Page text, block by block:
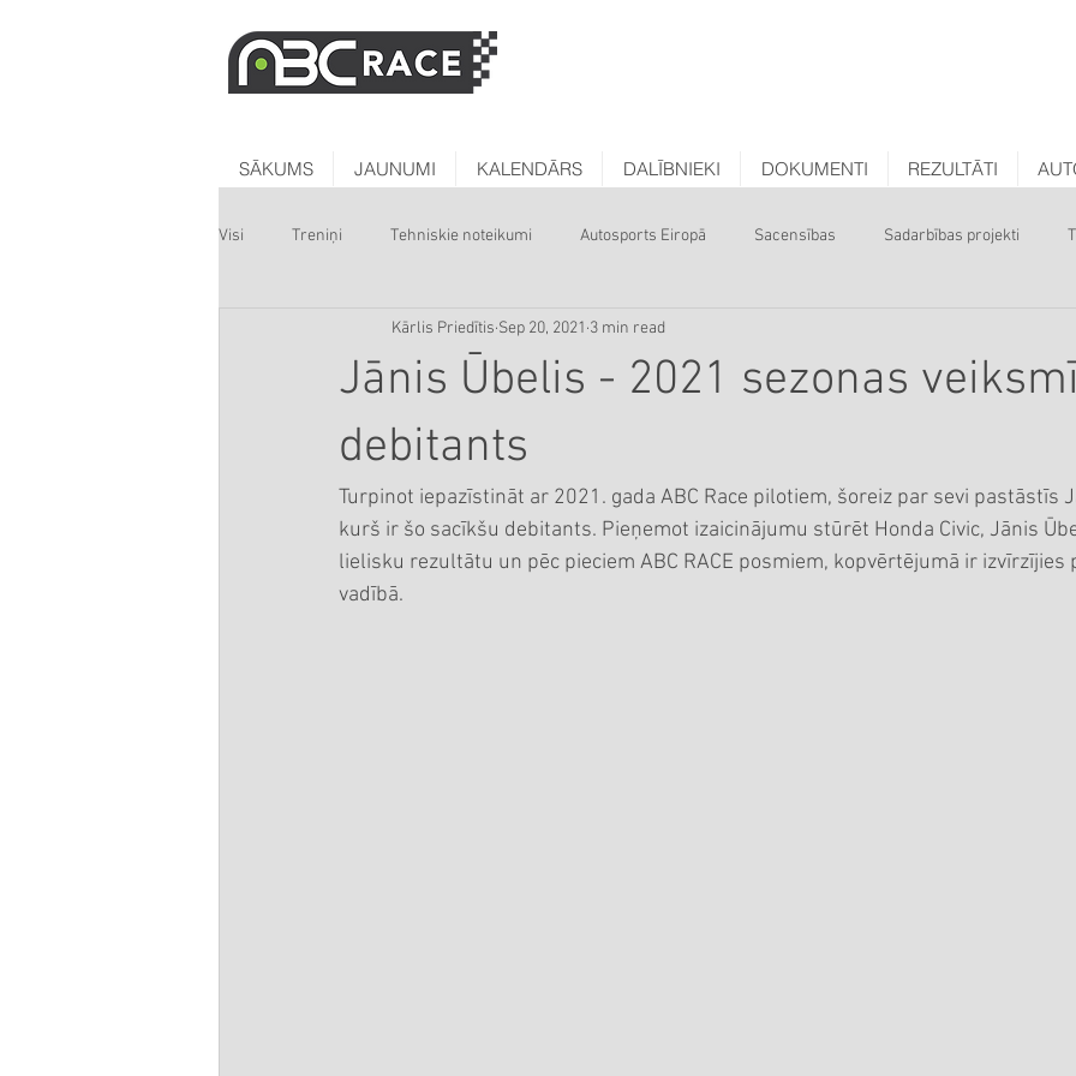
SĀKUMS JAUNUMI KALENDĀRS DALĪBNIEKI DOKUMENTI REZULTĀTI
Visi Treniņi Tehniskie noteikumi Autosports Eiropā Sacensības Sadarbības projekti
Jānis Ūbelis - 2021 sezonas
debitants
Kārlis Priedītis Sep 20, 2021 3 min read
Turpinot iepazīstināt ar 2021. gada ABC Race pilotiem, šoreiz par sevi pastāstīs
kurš ir šo sacīkšu debitants. Pieņemot izaicinājumu stūrēt Honda Civic, Jānis
lielisku rezultātu un pēc pieciem ABC RACE posmiem, kopvērtējumā ir izvīrzījies
vadībā.